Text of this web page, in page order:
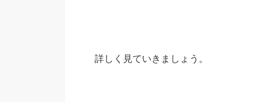
詳しく見ていきましょう。